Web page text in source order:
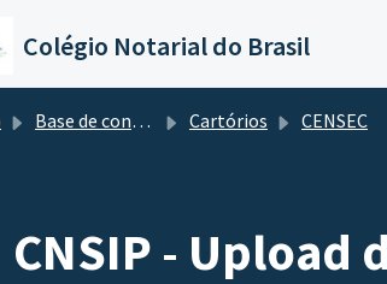
Colégio Notarial do Brasil
Base de conhecimento Cartórios CENSEC
CNSIP - Upload